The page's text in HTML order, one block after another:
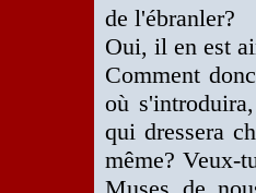
de l'ébranler?
Oui, il en est
Comment
où
qui dressera
même? Veux-